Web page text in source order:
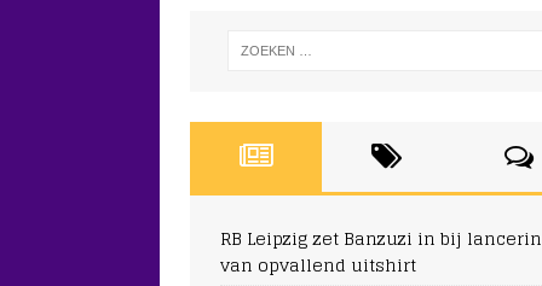
RB Leipzig zet Banzuzi in bij
van opvallend uitshirt